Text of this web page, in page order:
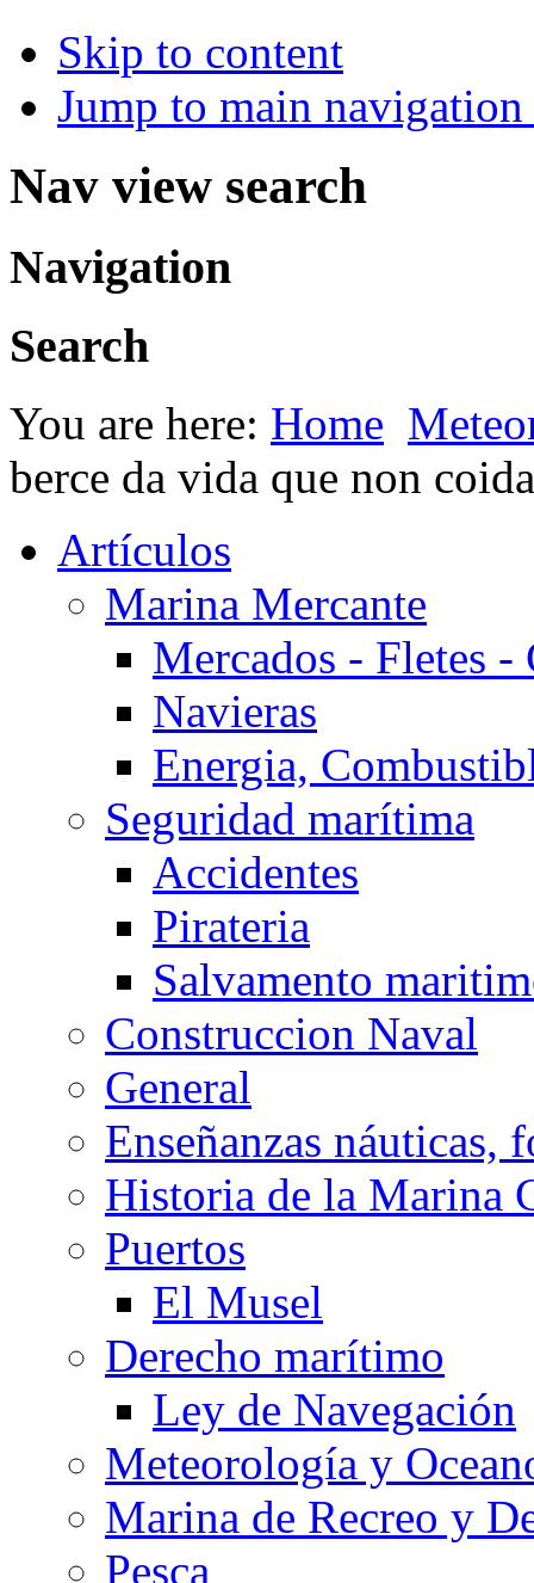
Skip to content
Jump to main
Nav view search
Navigation
Search
You are here: Home
berce da vida que non
Artículos
Marina Mercante
Mercados - Fletes -
Navieras
Energia,
Seguridad marítima
Accidentes
Pirateria
Salvamento
Construccion Naval
General
Enseñanzas náuticas,
Historia de la Marina
Puertos
El Musel
Derecho marítimo
Ley de Navegación
Meteorología y
Marina de Recreo y
Pesca